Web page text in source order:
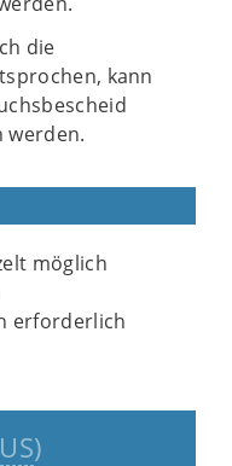
die
kann
werden.
möglich
erforderlich
)